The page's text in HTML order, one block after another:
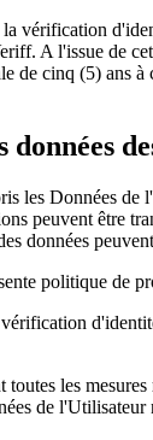
la vérification
A l'issue de
de cinq (5) ans
les Données de
peuvent être
données
politique de
les
de l'Utilisateur